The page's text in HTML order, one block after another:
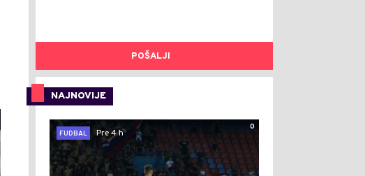
POŠALJI
NAJNOVIJE
0
FUDBAL
Pre 4 h